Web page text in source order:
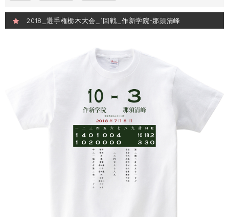
2018_選手権栃木大会_1回戦_作新学院-那須清峰